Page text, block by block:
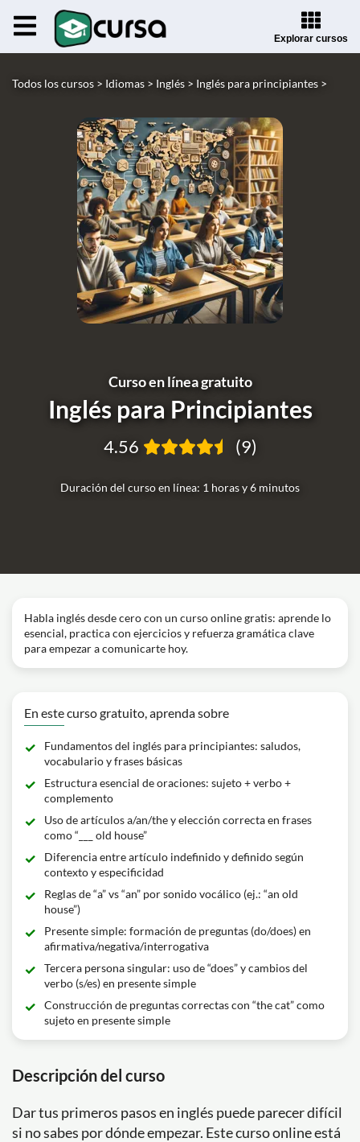
Explorar cursos
Todos los cursos > Idiomas > Inglés > Inglés para principiantes >
Curso en línea gratuito
Inglés para Principiantes
Duración del curso en línea: 1 horas y 6 minutos
4.56 (9)
Habla inglés desde cero con un curso online gratis: aprende lo
esencial, practica con ejercicios y refuerza gramática clave
para empezar a comunicarte hoy.
En este curso gratuito, aprenda sobre
Fundamentos del inglés para principiantes: saludos,
vocabulario y frases básicas
Estructura esencial de oraciones: sujeto + verbo +
complemento
Uso de artículos a/an/the y elección correcta en frases
como “___ old house”
Diferencia entre artículo indefinido y definido según
contexto y especificidad
Reglas de “a” vs “an” por sonido vocálico (ej.: “an old
house”)
Presente simple: formación de preguntas (do/does) en
afirmativa/negativa/interrogativa
Tercera persona singular: uso de “does” y cambios del
verbo (s/es) en presente simple
Construcción de preguntas correctas con “the cat” como
sujeto en presente simple
Descripción del curso
Dar tus primeros pasos en inglés puede parecer difícil
si no sabes por dónde empezar. Este curso online está